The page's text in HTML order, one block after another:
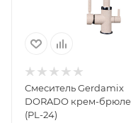
Cмеситель Gerdamix
DORADO крем-брюле
(PL-24)